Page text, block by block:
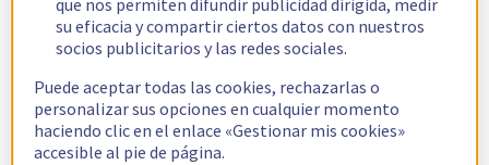
que nos permiten difundir publicidad dirigida, medir
su eficacia y compartir ciertos datos con nuestros
socios publicitarios y las redes sociales.
Puede aceptar todas las cookies, rechazarlas o
personalizar sus opciones en cualquier momento
haciendo clic en el enlace «Gestionar mis cookies»
accesible al pie de página.